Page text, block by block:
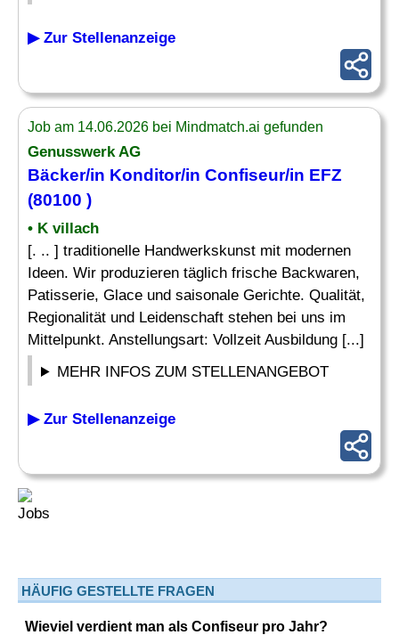
▶ Zur Stellenanzeige
Job am 14.06.2026 bei Mindmatch.ai gefunden
Genusswerk AG
Bäcker/in Konditor/in Confiseur/in EFZ
(80100 )
• K villach
[. .. ] traditionelle Handwerkskunst mit modernen
Ideen. Wir produzieren täglich frische Backwaren,
Patisserie, Glace und saisonale Gerichte. Qualität,
Regionalität und Leidenschaft stehen bei uns im
Mittelpunkt. Anstellungsart: Vollzeit Ausbildung [...]
MEHR INFOS ZUM STELLENANGEBOT
▶ Zur Stellenanzeige
HÄUFIG GESTELLTE FRAGEN
Wieviel verdient man als Confiseur pro Jahr?